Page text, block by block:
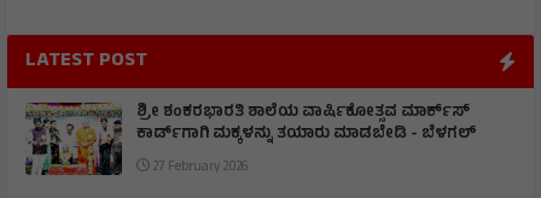
LATEST POST
ಶ್ರೀ ಶಂಕರಭಾರತಿ ಶಾಲೆಯ ವಾರ್ಷಿಕೋತ್ಸವ ಮಾರ್ಕ್‌ಸ್‌
ಕಾರ್ಡ್‌ಗಾಗಿ ಮಕ್ಕಳನ್ನು ತಯಾರು ಮಾಡಬೇಡಿ - ಬೆಳಗಲ್
27 February 2026